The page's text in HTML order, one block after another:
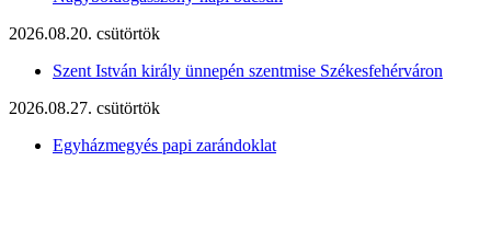
2026.08.20. csütörtök
Szent István király ünnepén szentmise Székesfehérváron
2026.08.27. csütörtök
Egyházmegyés papi zarándoklat